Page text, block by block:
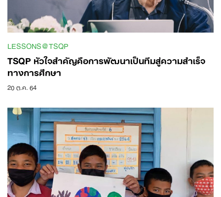
LESSONS@TSQP
TSQP หัวใจสำคัญคือการพัฒนาเป็นทีมสู่ความสำเร็จ
ทางการศึกษา
20 ต.ค. 64